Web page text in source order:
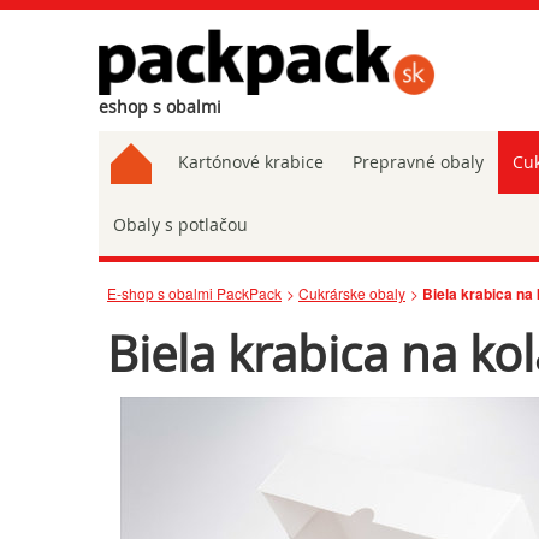
eshop s obalmi
Kartónové krabice Prepravné obaly
Obaly s potlačou
E-shop s obalmi PackPack Cukrárske obaly Biela krabica na
Biela krabica na